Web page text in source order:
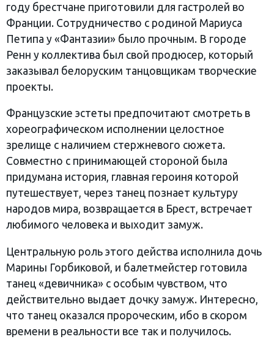
году брестчане приготовили для гастролей во
Франции. Сотрудничество с родиной Мариуса
Петипа у «Фантазии» было прочным. В городе
Ренн у коллектива был свой продюсер, который
заказывал белоруским танцовщикам творческие
проекты.
Французские эстеты предпочитают смотреть в
хореографическом исполнении целостное
зрелище с наличием стержневого сюжета.
Совместно с принимающей стороной была
придумана история, главная героиня которой
путешествует, через танец познает культуру
народов мира, возвращается в Брест, встречает
любимого человека и выходит замуж.
Центральную роль этого действа исполнила дочь
Марины Горбиковой, и балетмейстер готовила
танец «девичника» с особым чувством, что
действительно выдает дочку замуж. Интересно,
что танец оказался пророческим, ибо в скором
времени в реальности все так и получилось.